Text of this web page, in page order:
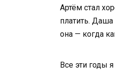
Артём стал
платить. Даша
она — когда
Все эти годы